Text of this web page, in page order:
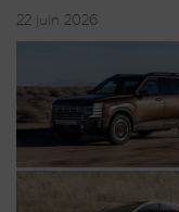
22 juin 2026